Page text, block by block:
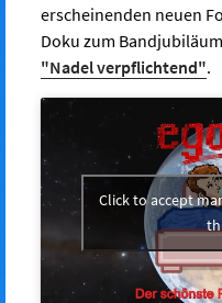
erscheinenden neuen
Doku zum
"Nadel verpflichtend".
Click to accept